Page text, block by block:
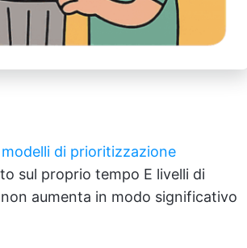
modelli di prioritizzazione
sul proprio tempo E livelli di
aumenta in modo significativo